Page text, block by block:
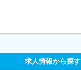
求人情報から探す